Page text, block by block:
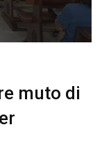
muto di